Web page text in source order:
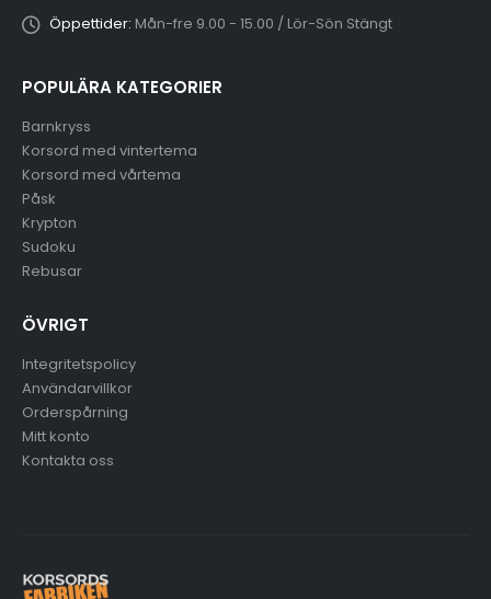
Öppettider: Mån-fre 9.00 - 15.00 / Lör-Sön Stängt
POPULÄRA KATEGORIER
Barnkryss
Korsord med vintertema
Korsord med vårtema
Påsk
Krypton
Sudoku
Rebusar
ÖVRIGT
Integritetspolicy
Användarvillkor
Orderspårning
Mitt konto
Kontakta oss